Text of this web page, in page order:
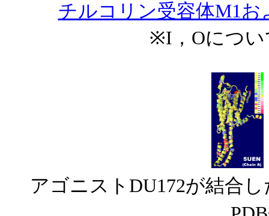
チルコリン受容体M1お
※I，Oについ
アゴニストDU172が結合